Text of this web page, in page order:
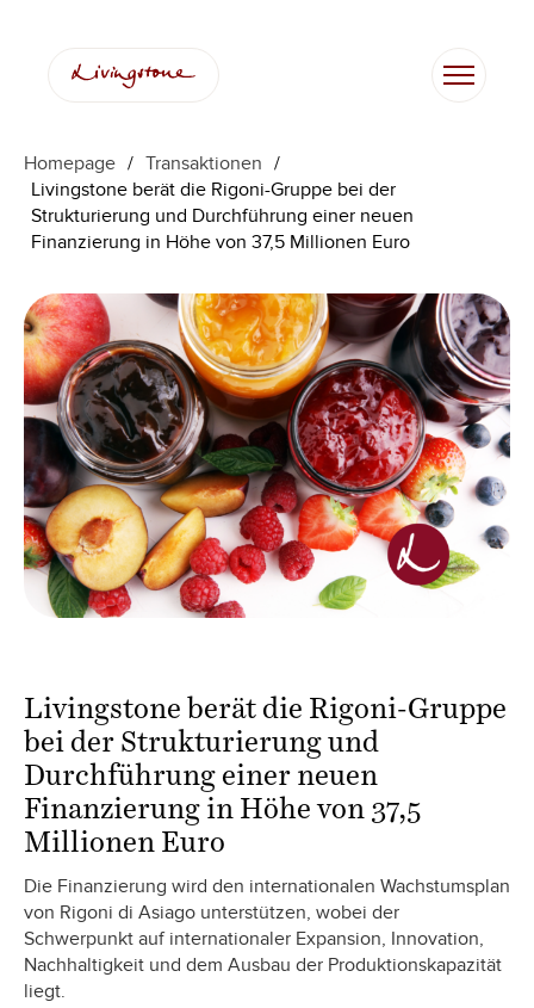
Homepage / Transaktionen /
Livingstone berät die Rigoni-Gruppe bei der
Strukturierung und Durchführung einer neuen
Finanzierung in Höhe von 37,5 Millionen Euro
Livingstone berät die Rigoni-Gruppe
bei der Strukturierung und
Durchführung einer neuen
Finanzierung in Höhe von 37,5
Millionen Euro
Die Finanzierung wird den internationalen Wachstumsplan
von Rigoni di Asiago unterstützen, wobei der
Schwerpunkt auf internationaler Expansion, Innovation,
Nachhaltigkeit und dem Ausbau der Produktionskapazität
liegt.